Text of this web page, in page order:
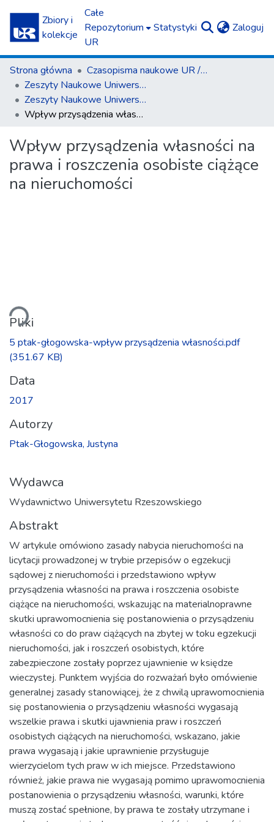
Zbiory i
kolekcje
Całe
Repozytorium
UR
Statystyki Zaloguj
Strona główna
Czasopisma naukowe UR / Scientific Journals
Zeszyty Naukowe Uniwersytetu Rzeszowskiego. Seria Prawnicza. Prawo
Zeszyty Naukowe Uniwersytetu Rzeszowskiego. Seria Prawnicza. Prawo 20 (2017)
Wpływ przysądzenia własności na prawa i roszczenia osobiste ciążące na nieruchomości
Wpływ przysądzenia własności na
prawa i roszczenia osobiste ciążące
na nieruchomości
Pliki
5 ptak-głogowska-wpływ przysądzenia własności.pdf
(351.67 KB)
Data
2017
Autorzy
Ptak-Głogowska, Justyna
Wydawca
Wydawnictwo Uniwersytetu Rzeszowskiego
Abstrakt
W artykule omówiono zasady nabycia nieruchomości na
licytacji prowadzonej w trybie przepisów o egzekucji
sądowej z nieruchomości i przedstawiono wpływ
przysądzenia własności na prawa i roszczenia osobiste
ciążące na nieruchomości, wskazując na materialnoprawne
skutki uprawomocnienia się postanowienia o przysądzeniu
własności co do praw ciążących na zbytej w toku egzekucji
nieruchomości, jak i roszczeń osobistych, które
zabezpieczone zostały poprzez ujawnienie w księdze
wieczystej. Punktem wyjścia do rozważań było omówienie
generalnej zasady stanowiącej, że z chwilą uprawomocnienia
się postanowienia o przysądzeniu własności wygasają
wszelkie prawa i skutki ujawnienia praw i roszczeń
osobistych ciążących na nieruchomości, wskazano, jakie
prawa wygasają i jakie uprawnienie przysługuje
wierzycielom tych praw w ich miejsce. Przedstawiono
również, jakie prawa nie wygasają pomimo uprawomocnienia
postanowienia o przysądzeniu własności, warunki, które
muszą zostać spełnione, by prawa te zostały utrzymane i